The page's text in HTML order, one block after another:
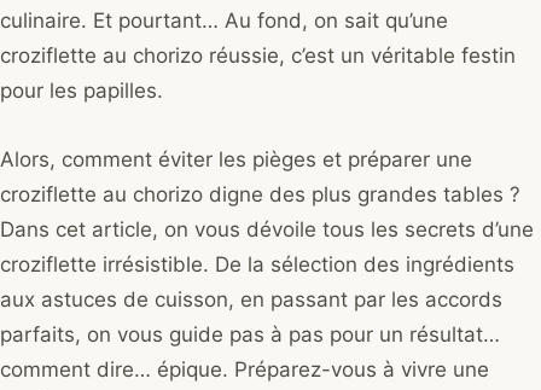
culinaire. Et pourtant… Au fond, on sait qu’une
croziflette au chorizo réussie, c’est un véritable festin
pour les papilles.
Alors, comment éviter les pièges et préparer une
croziflette au chorizo digne des plus grandes tables ?
Dans cet article, on vous dévoile tous les secrets d’une
croziflette irrésistible. De la sélection des ingrédients
aux astuces de cuisson, en passant par les accords
parfaits, on vous guide pas à pas pour un résultat…
comment dire… épique. Préparez-vous à vivre une